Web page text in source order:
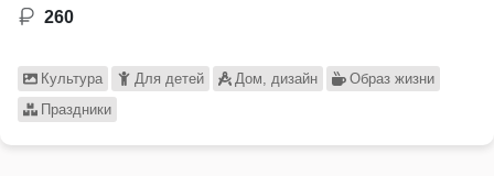
260
Культура Для детей Дом, дизайн
Образ жизни
Праздники